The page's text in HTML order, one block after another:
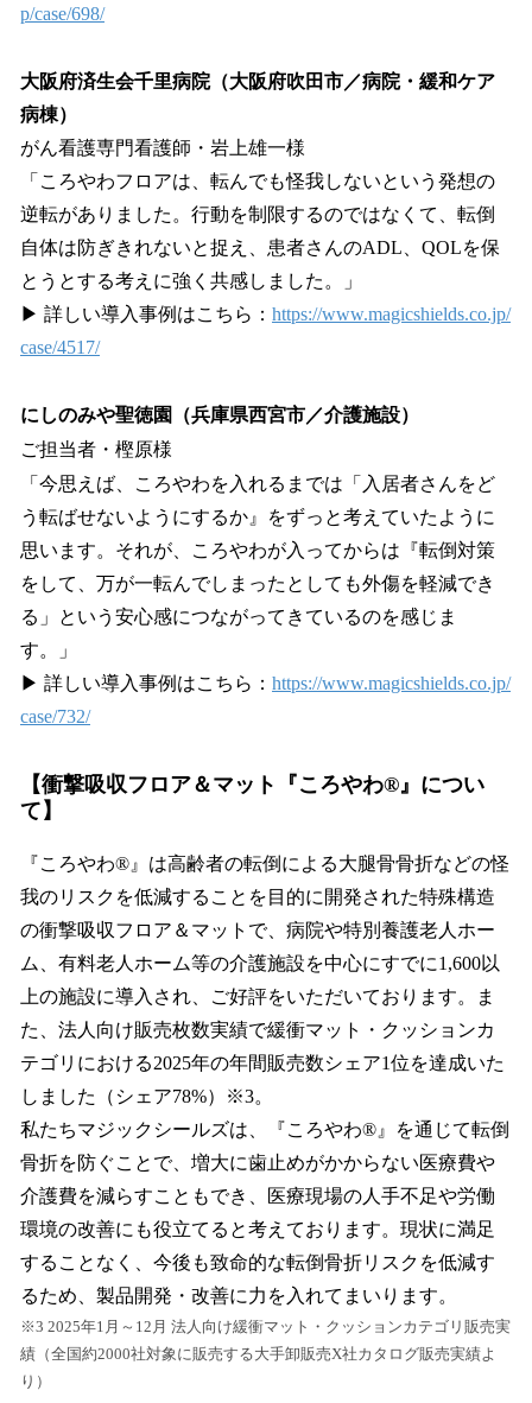
p/case/698/
大阪府済生会千里病院（大阪府吹田市／病院・緩和ケア
病棟）
がん看護専門看護師・岩上雄一様
「ころやわフロアは、転んでも怪我しないという発想の
逆転がありました。行動を制限するのではなくて、転倒
自体は防ぎきれないと捉え、患者さんのADL、QOLを保
とうとする考えに強く共感しました。」
▶ 詳しい導入事例はこちら： https://www.magicshields.co.jp/
case/4517/
にしのみや聖徳園（兵庫県西宮市／介護施設）
ご担当者・樫原様
「今思えば、ころやわを入れるまでは「入居者さんをど
う転ばせないようにするか』をずっと考えていたように
思います。それが、ころやわが入ってからは『転倒対策
をして、万が一転んでしまったとしても外傷を軽減でき
る」という安心感につながってきているのを感じま
す。」
▶ 詳しい導入事例はこちら： https://www.magicshields.co.jp/
case/732/
【衝撃吸収フロア＆マット『ころやわ®』につい
て】
『ころやわ®』は高齢者の転倒による大腿骨骨折などの怪
我のリスクを低減することを目的に開発された特殊構造
の衝撃吸収フロア＆マットで、病院や特別養護老人ホー
ム、有料老人ホーム等の介護施設を中心にすでに1,600以
上の施設に導入され、ご好評をいただいております。ま
た、法人向け販売枚数実績で緩衝マット・クッションカ
テゴリにおける2025年の年間販売数シェア1位を達成いた
しました（シェア78%）※3。
私たちマジックシールズは、『ころやわ®』を通じて転倒
骨折を防ぐことで、増大に歯止めがかからない医療費や
介護費を減らすこともでき、医療現場の人手不足や労働
環境の改善にも役立てると考えております。現状に満足
することなく、今後も致命的な転倒骨折リスクを低減す
るため、製品開発・改善に力を入れてまいります。
※3 2025年1月～12月 法人向け緩衝マット・クッションカテゴリ販売実
績（全国約2000社対象に販売する大手卸販売X社カタログ販売実績よ
り）